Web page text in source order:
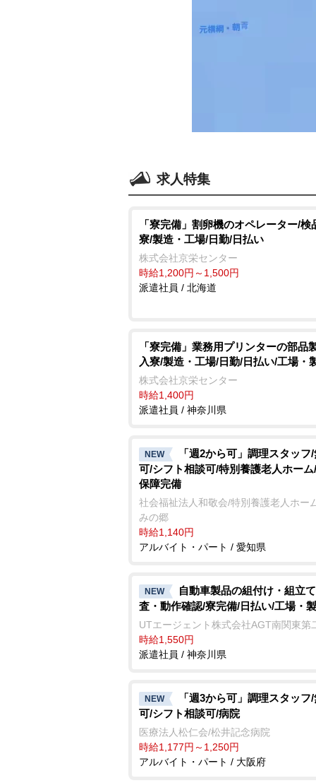
求人特集
「寮完備」割卵機のオペレーター/検
寮/製造・工場/日勤/日払い
株式会社京栄センター
時給1,200円～1,500円
派遣社員 / 北海道
「寮完備」業務用プリンターの部品
入寮/製造・工場/日勤/日払い/工場・
株式会社京栄センター
時給1,400円
派遣社員 / 神奈川県
NEW
「週2から可」調理スタッフ
可/シフト相談可/特別養護老人ホー
保障完備
社会福祉法人和敬会/特別養護老人ホー
みの郷
時給1,140円
アルバイト・パート / 愛知県
NEW
自動車製品の組付け・組立
査・動作確認/寮完備/日払い/工場・
UTエージェント株式会社AGT南関東第
時給1,550円
派遣社員 / 神奈川県
NEW
「週3から可」調理スタッフ
可/シフト相談可/病院
医療法人松仁会/松井記念病院
時給1,177円～1,250円
アルバイト・パート / 大阪府